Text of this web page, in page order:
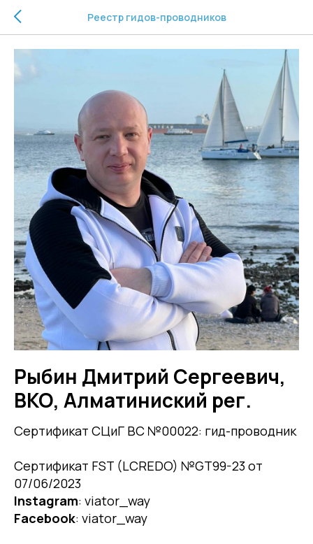
Реестр гидов-проводников
Рыбин Дмитрий Сергеевич,
ВКО, Алматиниский рег.
Cертификат СЦиГ ВС №00022: гид-проводник
Сертификат FST (LCREDO) №GT99-23 от
07/06/2023
Instagram: viator_way
Facebook: viator_way